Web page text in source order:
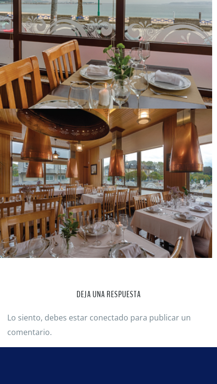
DEJA UNA RESPUESTA
Lo siento, debes estar conectado para publicar un
comentario.